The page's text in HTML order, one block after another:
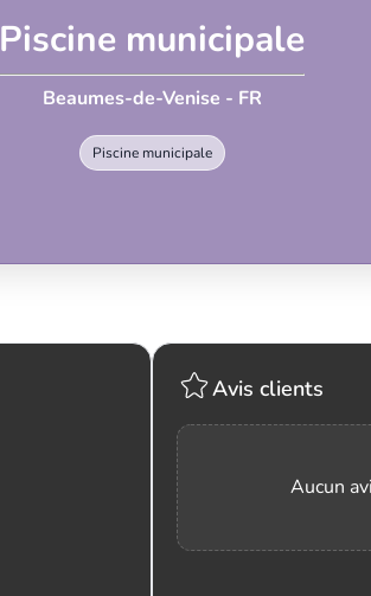
Piscine municipale
Beaumes-de-Venise - FR
Piscine municipale
Avis clients
Aucun